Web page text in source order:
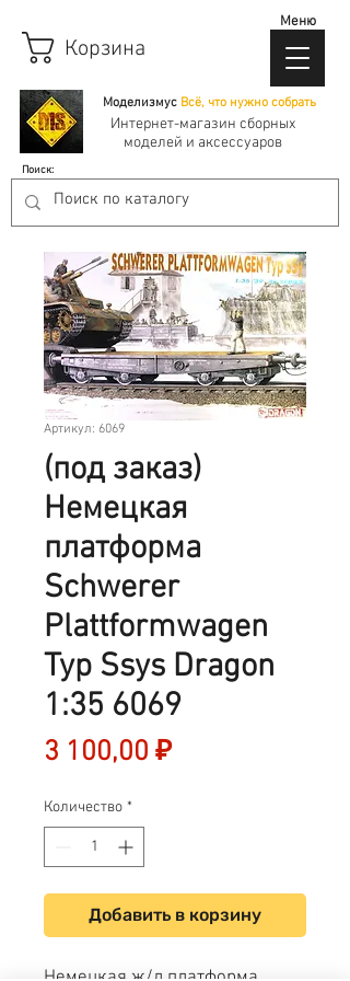
Моделизмус Всё, что нужно собрать
Корзина
Интернет-магазин сборных
моделей и аксессуаров
Поиск:
Меню
Артикул: 6069
(под заказ)
Немецкая
платформа
Schwerer
Plattformwagen
Typ Ssys Dragon
1:35 6069
3 100,00 ₽Цена
Количество *
Добавить в корзину